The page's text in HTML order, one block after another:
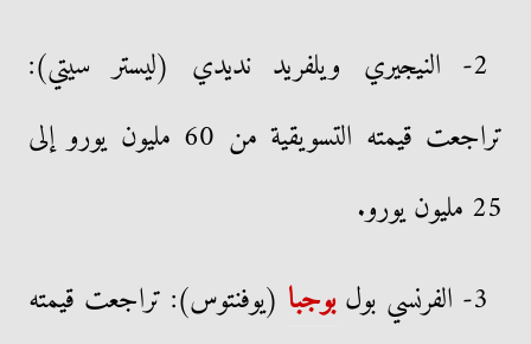
2- النيجيري ويلفريد نديدي (ليستر سيتي):
تراجعت قيمته التسويقية من 60 مليون يورو إلى
25 مليون يورو.
3- الفرنسي بول
بوجبا (يوفنتوس): تراجعت قيمته